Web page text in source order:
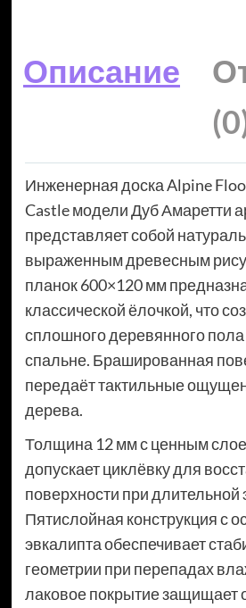
Описание
Инженерная доска Alpine
Castle модели Дуб Амаретти
представляет собой
выраженным древесным
планок 600×120 мм
классической ёлочкой, что
сплошного деревянного пола
спальне. Брашированная
передаёт тактильные
дерева.
Толщина 12 мм с ценным
допускает циклёвку для
поверхности при длительной
Пятислойная конструкция с
эвкалипта обеспечивает
геометрии при перепадах
лаковое покрытие защищает